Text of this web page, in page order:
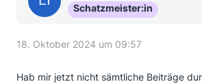
Schatzmeister:in
18. Oktober 2024 um 09:57
Hab mir jetzt nicht sämtliche Beiträge